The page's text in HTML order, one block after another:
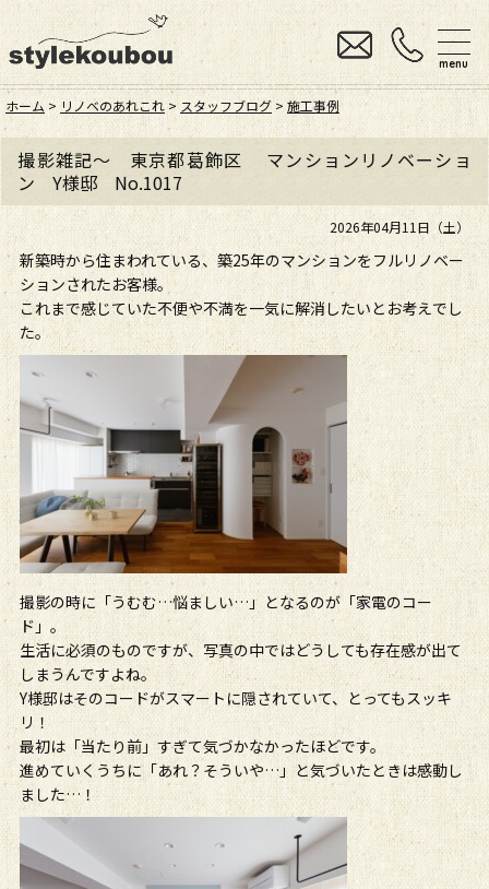
menu
ホーム > リノベのあれこれ > スタッフブログ > 施工事例
撮影雑記～ 東京都葛飾区 マンションリノベーショ
ン Y様邸 No.1017
2026年04月11日（土）
新築時から住まわれている、築25年のマンションをフルリノベー
ションされたお客様。
これまで感じていた不便や不満を一気に解消したいとお考えでし
た。
撮影の時に「うむむ…悩ましい…」となるのが「家電のコー
ド」。
生活に必須のものですが、写真の中ではどうしても存在感が出て
しまうんですよね。
Y様邸はそのコードがスマートに隠されていて、とってもスッキ
リ！
最初は「当たり前」すぎて気づかなかったほどです。
進めていくうちに「あれ？そういや…」と気づいたときは感動し
ました…！